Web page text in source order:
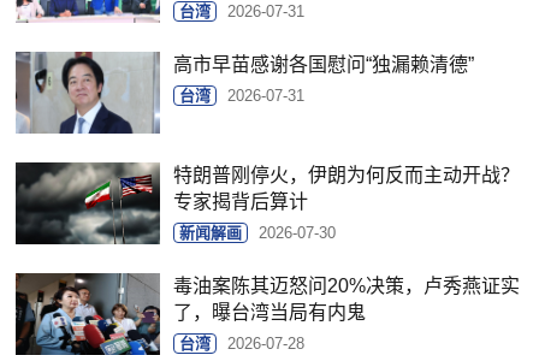
台湾 2026-07-31
高市早苗感谢各国慰问“独漏赖清德”
台湾 2026-07-31
特朗普刚停火，伊朗为何反而主动开战？
专家揭背后算计
新闻解画 2026-07-30
毒油案陈其迈怒问20%决策，卢秀燕证实
了，曝台湾当局有内鬼
台湾 2026-07-28